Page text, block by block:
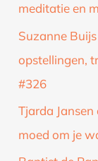
meditatie en
Suzanne
opstellingen,
#326
Tjarda
moed om je